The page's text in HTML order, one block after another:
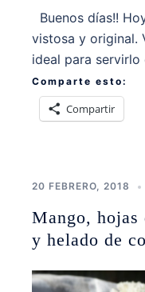
Buenos días!!
vistosa y original.
ideal para
Comparte esto:
Compartir
20 FEBRERO, 2018
Mango,
y helado de